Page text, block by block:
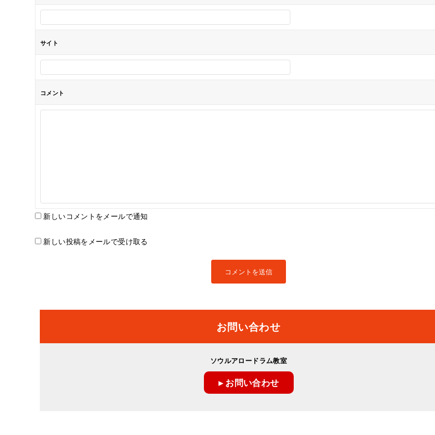
サイト
コメント
新しいコメントをメールで通知
新しい投稿をメールで受け取る
お問い合わせ
ソウルアロードラム教室
▸ お問い合わせ